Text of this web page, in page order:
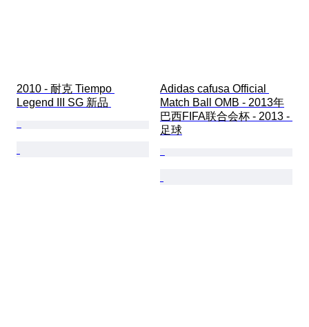
2010 - 耐克 Tiempo
Legend III SG 新品
Adidas cafusa Official
Match Ball OMB - 2013年
巴西FIFA联合会杯 - 2013 -
足球